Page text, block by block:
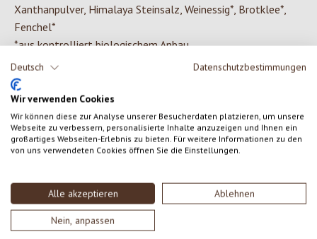
Deutsch Datenschutzbestimmungen
Wir verwenden Cookies
Wir können diese zur Analyse unserer Besucherdaten platzieren, um unsere
Webseite zu verbessern, personalisierte Inhalte anzuzeigen und Ihnen ein
großartiges Webseiten-Erlebnis zu bieten. Für weitere Informationen zu den
von uns verwendeten Cookies öffnen Sie die Einstellungen.
Alle akzeptieren Ablehnen
Nein, anpassen
Xanthanpulver, Himalaya Steinsalz, Weinessig*, Brotklee*,
Fenchel*
*aus kontrolliert biologischem Anbau
0 von 0 Bewertungen
Durchschnittliche Bewertung von 0 von 5 Sternen
Gib eine Bewertung ab!
Teile deine Erfahrungen mit dem Produkt mit anderen Kunden.
SCHREIBE EINE BEWERTUNG